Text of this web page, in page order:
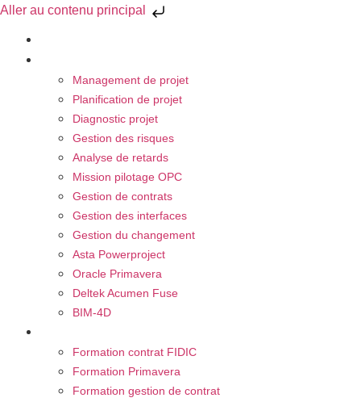
Aller au contenu principal
Management de projet
Planification de projet
Diagnostic projet
Gestion des risques
Analyse de retards
Mission pilotage OPC
Gestion de contrats
Gestion des interfaces
Gestion du changement
Asta Powerproject
Oracle Primavera
Deltek Acumen Fuse
BIM-4D
Formation contrat FIDIC
Formation Primavera
Formation gestion de contrat